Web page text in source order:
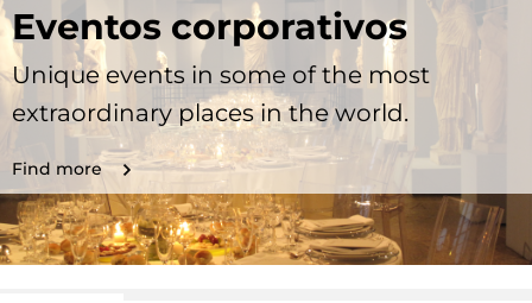
Eventos corporativos
Unique events in some of the most
extraordinary places in the world.
Find more